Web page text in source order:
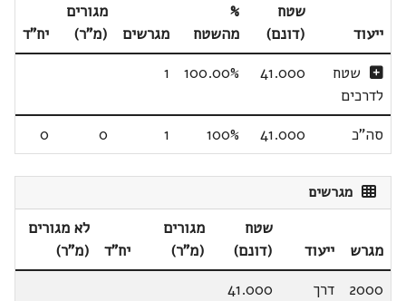
ייעוד
שטח
(דונם)
%
מהשטח
מגרשים
מגורים
(מ"ר)
יח"ד
שטח
לדרכים
41.000
100.00%
1
סה"כ 41.000
100%
1
0
0
מגרשים
מגרש ייעוד
שטח
(דונם)
מגורים
(מ"ר)
יח"ד
לא מגורים
(מ"ר)
2000
דרך
41.000